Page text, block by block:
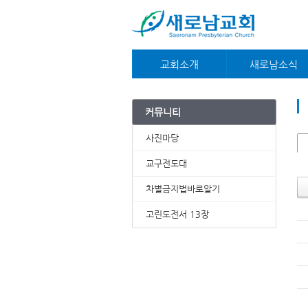
교회소개
새가족안내
예배시간안내
약도/주차안내
담임목사
섬기는분들
새로남소식
공지사항
주보
커뮤니티
사진마당
교구전도대
차별금지법바로알기
고린도전서 13장